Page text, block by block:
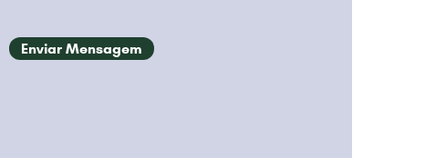
Enviar Mensagem